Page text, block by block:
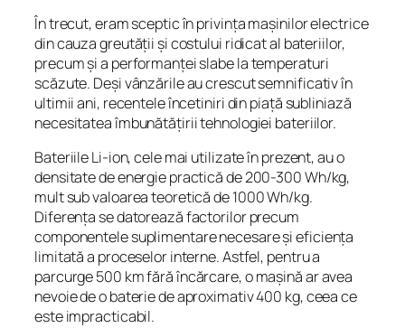
În trecut, eram sceptic în privința mașinilor electrice
din cauza greutății și costului ridicat al bateriilor,
precum și a performanței slabe la temperaturi
scăzute. Deși vânzările au crescut semnificativ în
ultimii ani, recentele încetiniri din piață subliniază
necesitatea îmbunătățirii tehnologiei bateriilor.
Bateriile Li-ion, cele mai utilizate în prezent, au o
densitate de energie practică de 200-300 Wh/kg,
mult sub valoarea teoretică de 1000 Wh/kg.
Diferența se datorează factorilor precum
componentele suplimentare necesare și eficiența
limitată a proceselor interne. Astfel, pentru a
parcurge 500 km fără încărcare, o mașină ar avea
nevoie de o baterie de aproximativ 400 kg, ceea ce
este impracticabil.